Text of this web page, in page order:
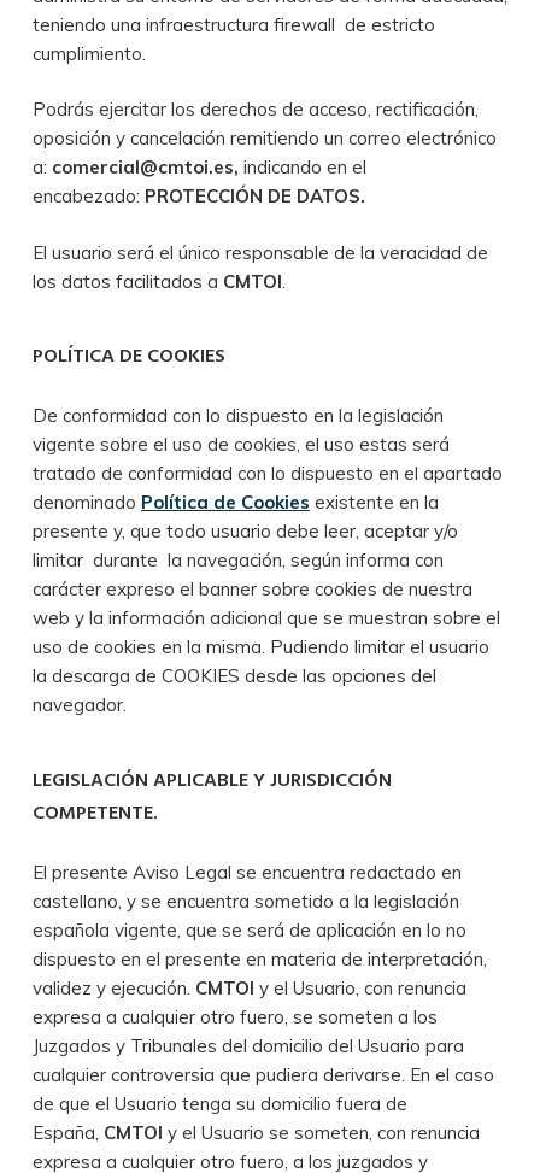
teniendo una infraestructura firewall de estricto
cumplimiento.
Podrás ejercitar los derechos de acceso, rectificación,
oposición y cancelación remitiendo un correo electrónico
a: comercial@cmtoi.es, indicando en el
encabezado: PROTECCIÓN DE DATOS.
El usuario será el único responsable de la veracidad de
los datos facilitados a CMTOI
POLÍTICA DE COOKIES
De conformidad con lo dispuesto en la legislación
vigente sobre el uso de cookies, el uso estas será
tratado de conformidad con lo dispuesto en el apartado
denominado Política de Cookies existente en la
presente y, que todo usuario debe leer, aceptar y/o
limitar durante la navegación, según informa con
carácter expreso el banner sobre cookies de nuestra
web y la información adicional que se muestran sobre el
uso de cookies en la misma. Pudiendo limitar el usuario
la descarga de COOKIES desde las opciones del
navegador.
LEGISLACIÓN APLICABLE Y JURISDICCIÓN
COMPETENTE.
El presente Aviso Legal se encuentra redactado en
castellano, y se encuentra sometido a la legislación
española vigente, que se será de aplicación en lo no
dispuesto en el presente en materia de interpretación,
validez y ejecución. CMTOI y el Usuario, con renuncia
expresa a cualquier otro fuero, se someten a los
Juzgados y Tribunales del domicilio del Usuario para
cualquier controversia que pudiera derivarse. En el caso
de que el Usuario tenga su domicilio fuera de
España, CMTOI y el Usuario se someten, con renuncia
expresa a cualquier otro fuero, a los juzgados y